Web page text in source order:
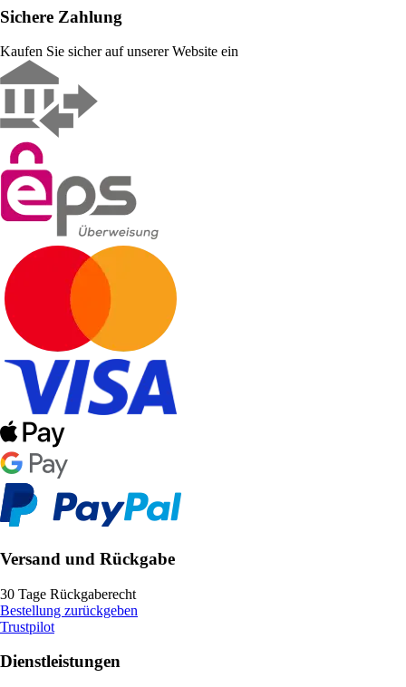
Sichere Zahlung
Kaufen Sie sicher auf unserer Website ein
Versand und Rückgabe
30 Tage Rückgaberecht
Bestellung zurückgeben
Trustpilot
Dienstleistungen